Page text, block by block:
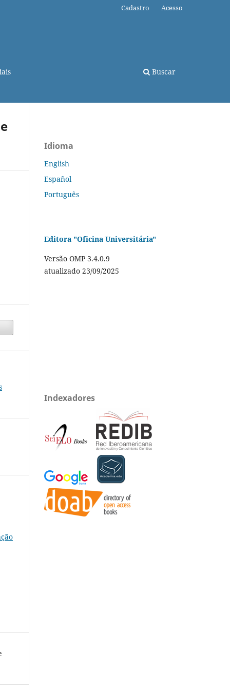
Buscar
Cadastro Acesso
Idioma
English
Español
Português
Editora "Oficina Universitária"
Versão OMP 3.4.0.9
atualizado 23/09/2025
Indexadores